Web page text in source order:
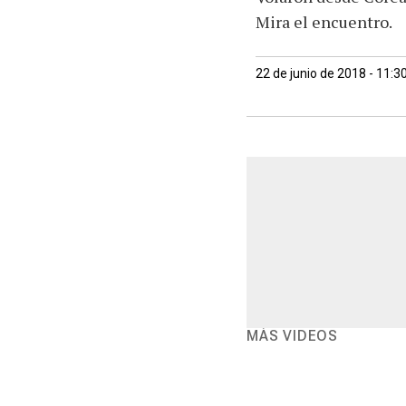
Mira el encuentro.
22 de junio de 2018 -
MÁS VIDEOS